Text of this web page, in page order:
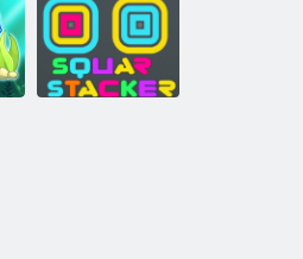
Fruta Crush